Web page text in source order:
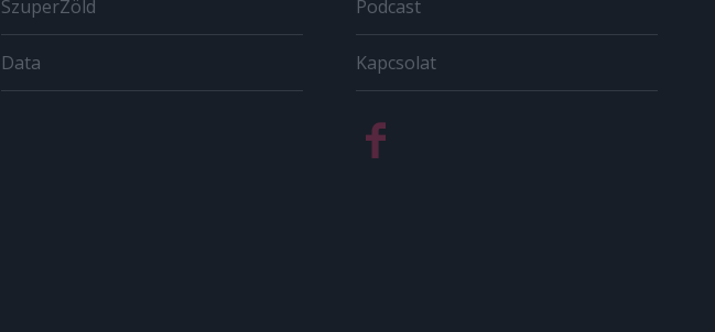
SzuperZöld
Data
Podcast
Kapcsolat